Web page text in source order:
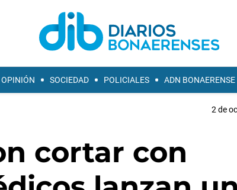
OPINIÓN SOCIEDAD POLICIALES ADN BONAERENSE
2 de
cortar con